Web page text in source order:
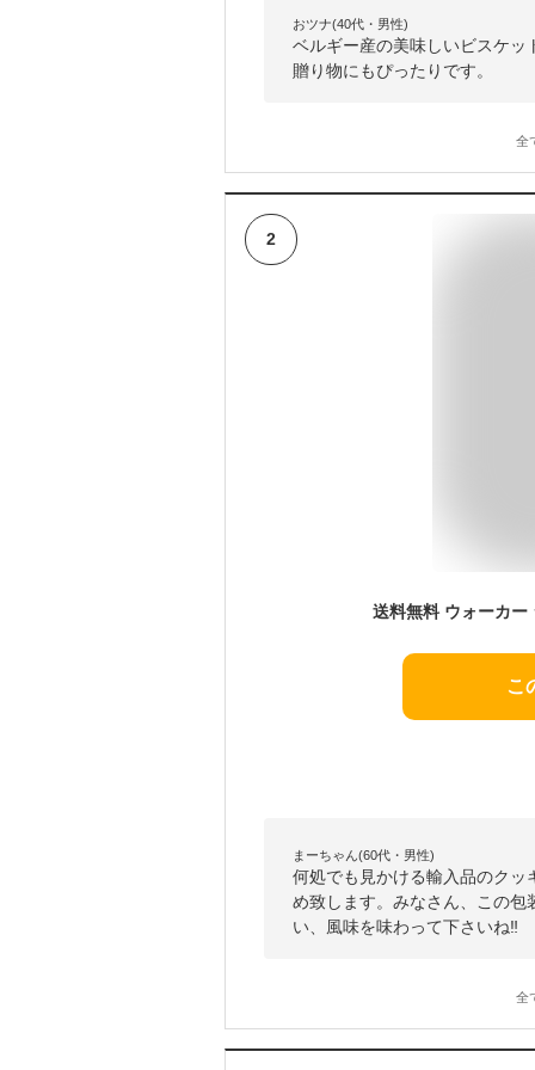
おツナ(40代・男性)
ベルギー産の美味しいビスケ
贈り物にもぴったりです。
全
2
こ
まーちゃん(60代・男性)
何処でも見かける輸入品のク
め致します。みなさん、この
い、風味を味わって下さいね‼️
全